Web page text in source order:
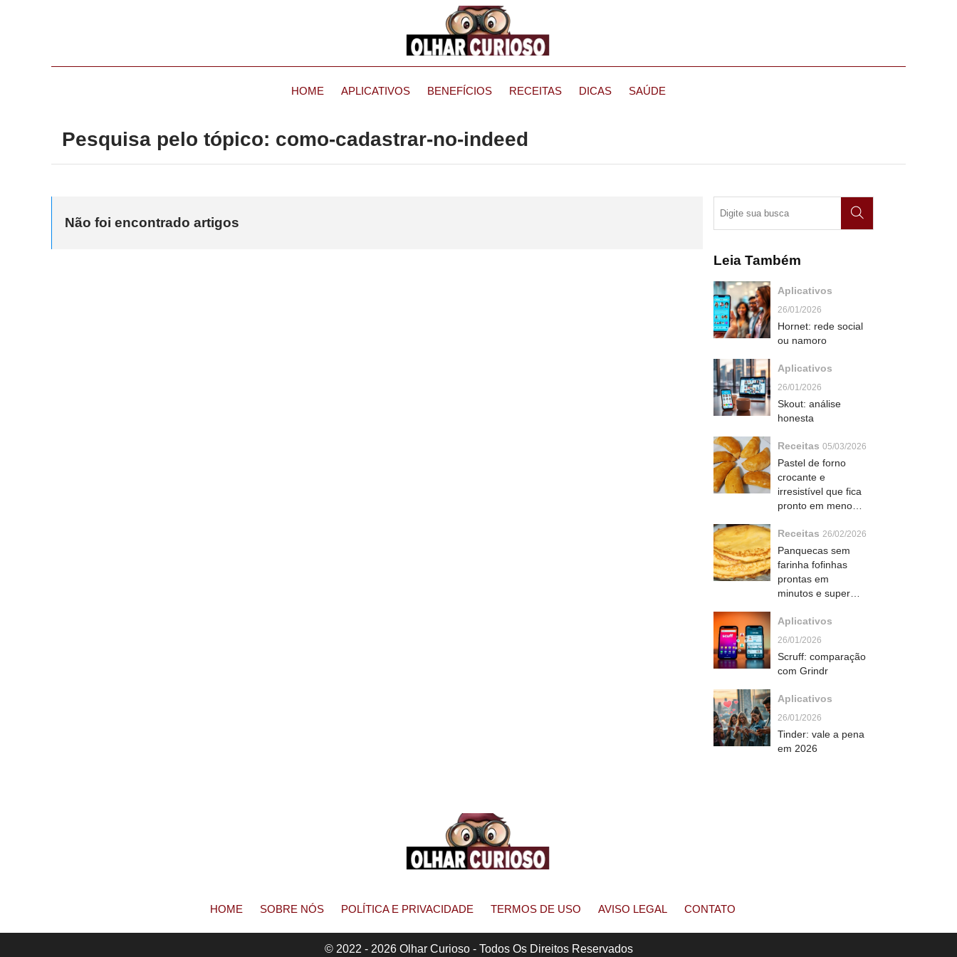
HOME APLICATIVOS BENEFÍCIOS RECEITAS DICAS SAÚDE
Pesquisa pelo tópico: como-cadastrar-no-indeed
Não foi encontrado artigos
Leia Também
Aplicativos
26/01/2026
Hornet: rede social
ou namoro
Aplicativos
26/01/2026
Skout: análise
honesta
Receitas 05/03/2026
Pastel de forno
crocante e
irresistível que fica
pronto em menos
recheio que derrete
na boca
Receitas 26/02/2026
Panquecas sem
farinha fofinhas
prontas em
minutos e super
Aplicativos
26/01/2026
Scruff: comparação
com Grindr
Aplicativos
26/01/2026
Tinder: vale a pena
em 2026
HOME SOBRE NÓS POLÍTICA E PRIVACIDADE TERMOS DE USO AVISO LEGAL CONTATO
© 2022 - 2026 Olhar Curioso - Todos Os Direitos Reservados